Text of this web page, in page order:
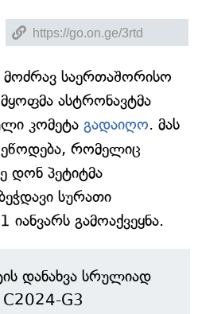
მოძრავ საერთაშორისო
ასტრონავტმა
კომეტა გადაიღო. მას
ეწოდება, რომელიც
დონ პეტიტმა
სურათი
გამოაქვეყნა.
დანახვა სრულიად
C2024-G3